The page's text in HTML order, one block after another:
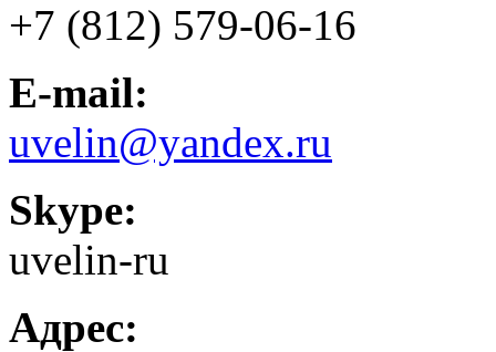
+7 (812) 579-06-16
E-mail:
uvelin@yandex.ru
Skype:
uvelin-ru
Адрес: